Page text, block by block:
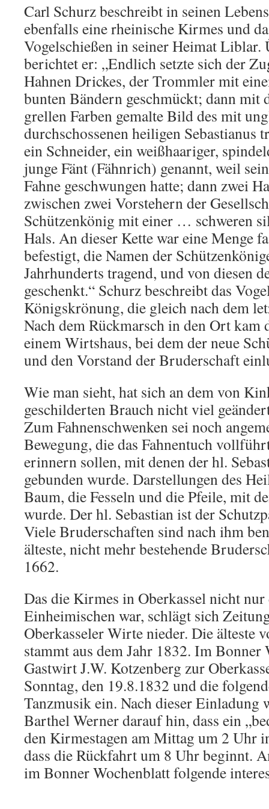
Carl Schurz beschreibt in seinen
ebenfalls eine rheinische Kirmes und
Vogelschießen in seiner Heimat Liblar.
berichtet er: „Endlich setzte sich der
Hahnen Drickes, der Trommler mit
bunten Bändern geschmückt; dann mit
grellen Farben gemalte Bild des mit
durchschossenen heiligen Sebastianus
ein Schneider, ein weißhaariger,
junge Fänt (Fähnrich) genannt, weil
Fahne geschwungen hatte; dann zwei
zwischen zwei Vorstehern der
Schützenkönig mit einer … schweren
Hals. An dieser Kette war eine Menge
befestigt, die Namen der
Jahrhunderts tragend, und von diesen
geschenkt.“ Schurz beschreibt das
Königskrönung, die gleich nach dem
Nach dem Rückmarsch in den Ort kam
einem Wirtshaus, bei dem der neue
und den Vorstand der Bruderschaft
Wie man sieht, hat sich an dem von
geschilderten Brauch nicht viel
Zum Fahnenschwenken sei noch
Bewegung, die das Fahnentuch
erinnern sollen, mit denen der hl.
gebunden wurde. Darstellungen des
Baum, die Fesseln und die Pfeile, mit
wurde. Der hl. Sebastian ist der
Viele Bruderschaften sind nach ihm
älteste, nicht mehr bestehende
1662.
Das die Kirmes in Oberkassel nicht
Einheimischen war, schlägt sich
Oberkasseler Wirte nieder. Die älteste
stammt aus dem Jahr 1832. Im Bonner
Gastwirt J.W. Kotzenberg zur
Sonntag, den 19.8.1832 und die
Tanzmusik ein. Nach dieser Einladung
Barthel Werner darauf hin, dass ein
den Kirmestagen am Mittag um 2 Uhr
dass die Rückfahrt um 8 Uhr beginnt.
im Bonner Wochenblatt folgende